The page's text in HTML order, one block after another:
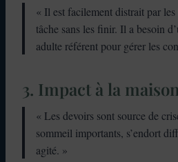
« Il est facilement distrait par
tâche sans les finir. Il a besoin
adulte référent pour gérer les
3. Impact à la maison
« Les devoirs sont source de
sommeil importants, s’endort
agité. »